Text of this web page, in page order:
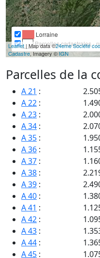
Lorraine
Parcelles cadastrales -
Leaflet | Map data ©24eme Société
Cadastre, Imagery ©IGN
Parcelles de la
A 21 :
A 22 :
A 23 :
A 34 :
A 35 :
A 36 :
A 37 :
A 38 :
A 39 :
A 40 :
A 41 :
A 42 :
A 43 :
A 44 :
A 45 :